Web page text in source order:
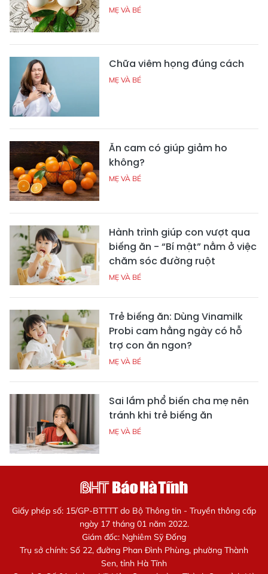
MẸ VÀ BÉ
Chữa viêm họng đúng cách
MẸ VÀ BÉ
Ăn cam có giúp giảm ho
không?
MẸ VÀ BÉ
Hành trình giúp con vượt qua
biếng ăn - “Bí mật” nằm ở việc
chăm sóc đường ruột
MẸ VÀ BÉ
Trẻ biếng ăn: Dùng Vinamilk
Probi cam hằng ngày có hỗ
trợ con ăn ngon?
MẸ VÀ BÉ
Sai lầm phổ biến cha mẹ nên
tránh khi trẻ biếng ăn
MẸ VÀ BÉ
Giấy phép số: 15/GP-BTTTT do Bộ Thông tin - Truyền thông cấp
ngày 17 tháng 01 năm 2022.
Giám đốc: Nghiêm Sỹ Đống
Trụ sở chính: Số 22, đường Phan Đình Phùng, phường Thành
Sen, tỉnh Hà Tĩnh